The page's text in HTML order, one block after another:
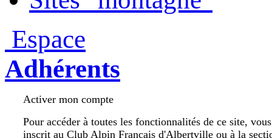
Espace
Adhérents
Activer mon compte
Pour accéder à toutes les fonctionnalités de ce site,
inscrit au Club Alpin Français d'Albertville ou à la